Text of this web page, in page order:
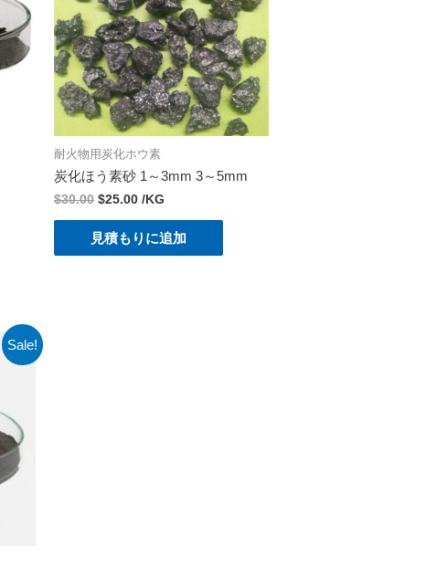
耐火物用炭化ホウ素
炭化ほう素砂 1～3mm 3～5mm
$30.00 $25.00 /KG
見積もりに追加
Sale!